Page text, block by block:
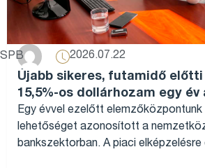
SPB 2026.07.22
Újabb sikeres, futamidő előtti
15,5%-os dollárhozam egy év
Egy évvel ezelőtt
lehetőséget azonosított a
bankszektorban. A piaci elképzelésre